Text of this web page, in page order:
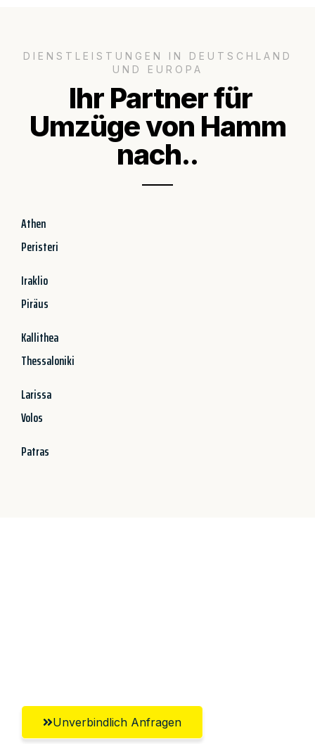
DIENSTLEISTUNGEN IN DEUTSCHLAND
UND EUROPA
Ihr Partner für
Umzüge von Hamm
nach..
Athen
Peristeri
Iraklio
Piräus
Kallithea
Thessaloniki
Larissa
Volos
Patras
Unverbindlich Anfragen